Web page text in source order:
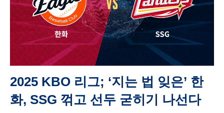
2025 KBO 리그; ‘지는 법 잊은’ 한
화, SSG 꺾고 선두 굳히기 나선다